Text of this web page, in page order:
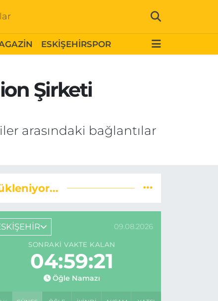
ESKİŞEHİRSPOR
Şirketi
arasındaki bağlantılar
09.08.2026
SONRAKI VAKTE KALAN
04:59:20
Öğle Namazı